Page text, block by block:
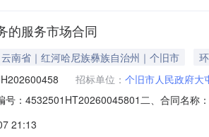
的服务市场合同
云南省｜红河哈尼族彝族自治州｜个旧市
招标单位： 个旧市人民政府大
号：4532501HT20260045801二、合同名称
自治州个旧市大屯街道钻石巷和兴办公楼四
21:13